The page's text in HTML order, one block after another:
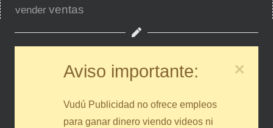
vender ventas
Aviso importante:
Vudú Publicidad no ofrece empleos
para ganar dinero viendo videos ni